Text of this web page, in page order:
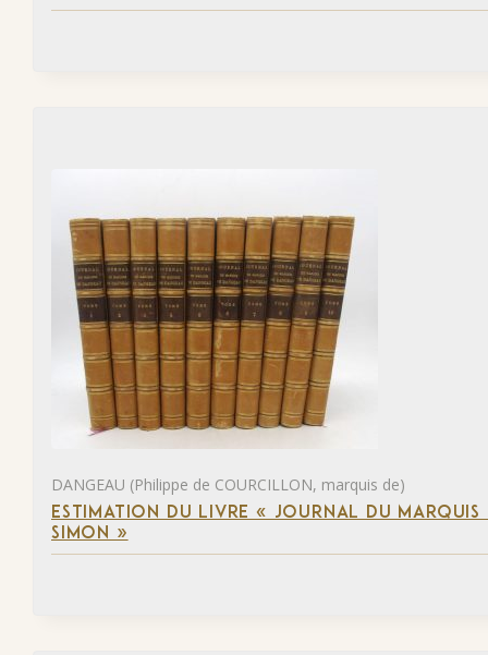
DANGEAU (Philippe de COURCILLON, marquis de)
ESTIMATION DU LIVRE « JOURNAL DU
SIMON »